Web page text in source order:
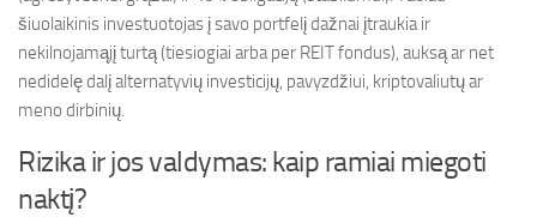
šiuolaikinis investuotojas į savo portfelį dažnai įtraukia ir
nekilnojamąjį turtą (tiesiogiai arba per REIT fondus), auksą ar net
nedidelę dalį alternatyvių investicijų, pavyzdžiui, kriptovaliutų ar
meno dirbinių.
Rizika ir jos valdymas: kaip ramiai miegoti
naktį?